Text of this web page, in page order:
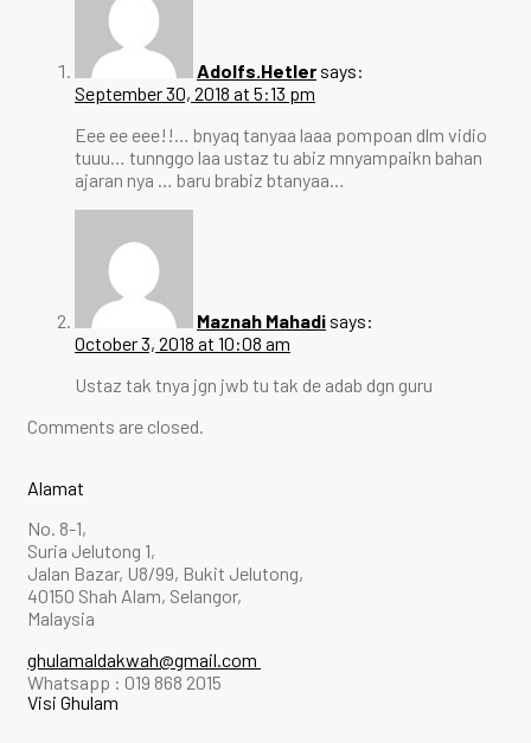
Adolfs.Hetler says:
September 30, 2018 at 5:13 pm
Eee ee eee!!… bnyaq tanyaa laaa pompoan dlm vidio
tuuu… tunnggo laa ustaz tu abiz mnyampaikn bahan
ajaran nya … baru brabiz btanyaa…
Maznah Mahadi says:
October 3, 2018 at 10:08 am
Ustaz tak tnya jgn jwb tu tak de adab dgn guru
Comments are closed.
Alamat
No. 8-1,
Suria Jelutong 1,
Jalan Bazar, U8/99, Bukit Jelutong,
40150 Shah Alam, Selangor,
Malaysia
ghulamaldakwah@gmail.com
Whatsapp : 019 868 2015
Visi Ghulam